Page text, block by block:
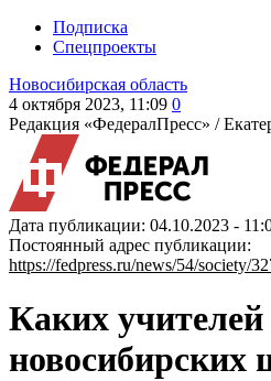
Подписка
Спецпроекты
Новосибирская область
4 октября 2023, 11:09 0
Редакция «ФедералПресс» /
Дата публикации: 04.10.2023 -
Постоянный адрес публикации:
https://fedpress.ru/news/54/society/
Каких учителей
новосибирских